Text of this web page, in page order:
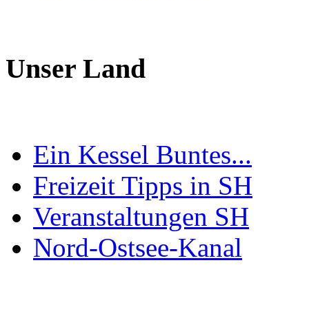
Unser Land
Ein Kessel Buntes...
Freizeit Tipps in SH
Veranstaltungen SH
Nord-Ostsee-Kanal